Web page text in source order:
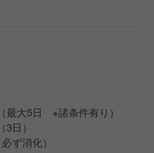
最大5日 ※諸条件有り）
日）
ず消化）